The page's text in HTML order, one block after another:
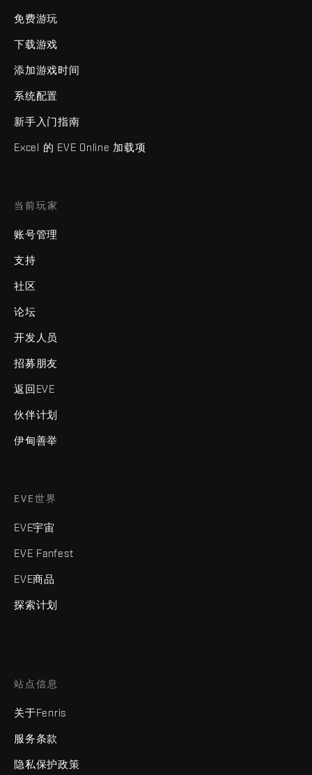
免费游玩
下载游戏
添加游戏时间
系统配置
新手入门指南
Excel 的 EVE Online 加载项
当前玩家
账号管理
支持
社区
论坛
开发人员
招募朋友
返回EVE
伙伴计划
伊甸善举
EVE世界
EVE宇宙
EVE Fanfest
EVE商品
探索计划
站点信息
关于Fenris
服务条款
隐私保护政策